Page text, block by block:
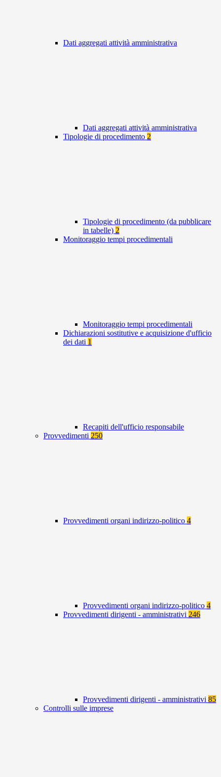
Dati aggregati attività amministrativa
Dati aggregati attività amministrativa
Tipologie di procedimento 2
Tipologie di procedimento (da pubblicare
in tabelle) 2
Monitoraggio tempi procedimentali
Monitoraggio tempi procedimentali
Dichiarazioni sostitutive e acquisizione d'ufficio
dei dati 1
Recapiti dell'ufficio responsabile
Provvedimenti 250
Provvedimenti organi indirizzo-politico 4
Provvedimenti organi indirizzo-politico 4
Provvedimenti dirigenti - amministrativi 246
Provvedimenti dirigenti - amministrativi 85
Controlli sulle imprese